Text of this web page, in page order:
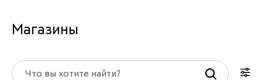
Магазины